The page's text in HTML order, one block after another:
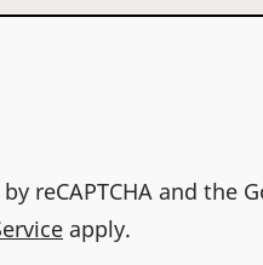
reCAPTCHA and the
apply.